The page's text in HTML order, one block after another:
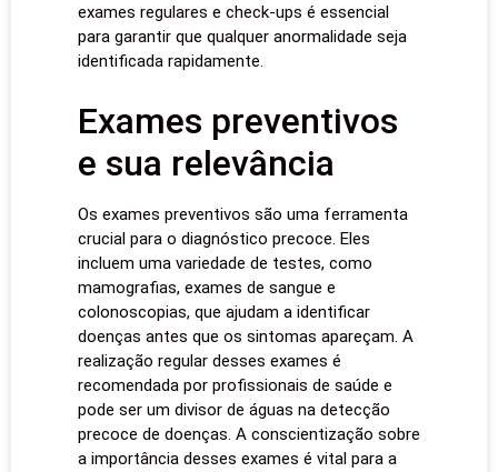
exames regulares e check-ups é essencial
para garantir que qualquer anormalidade seja
identificada rapidamente.
Exames preventivos
e sua relevância
Os exames preventivos são uma ferramenta
crucial para o diagnóstico precoce. Eles
incluem uma variedade de testes, como
mamografias, exames de sangue e
colonoscopias, que ajudam a identificar
doenças antes que os sintomas apareçam. A
realização regular desses exames é
recomendada por profissionais de saúde e
pode ser um divisor de águas na detecção
precoce de doenças. A conscientização sobre
a importância desses exames é vital para a